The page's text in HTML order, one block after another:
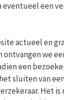
eventueel een
actueel en
ontvangen we
een
sluiten van
Het is